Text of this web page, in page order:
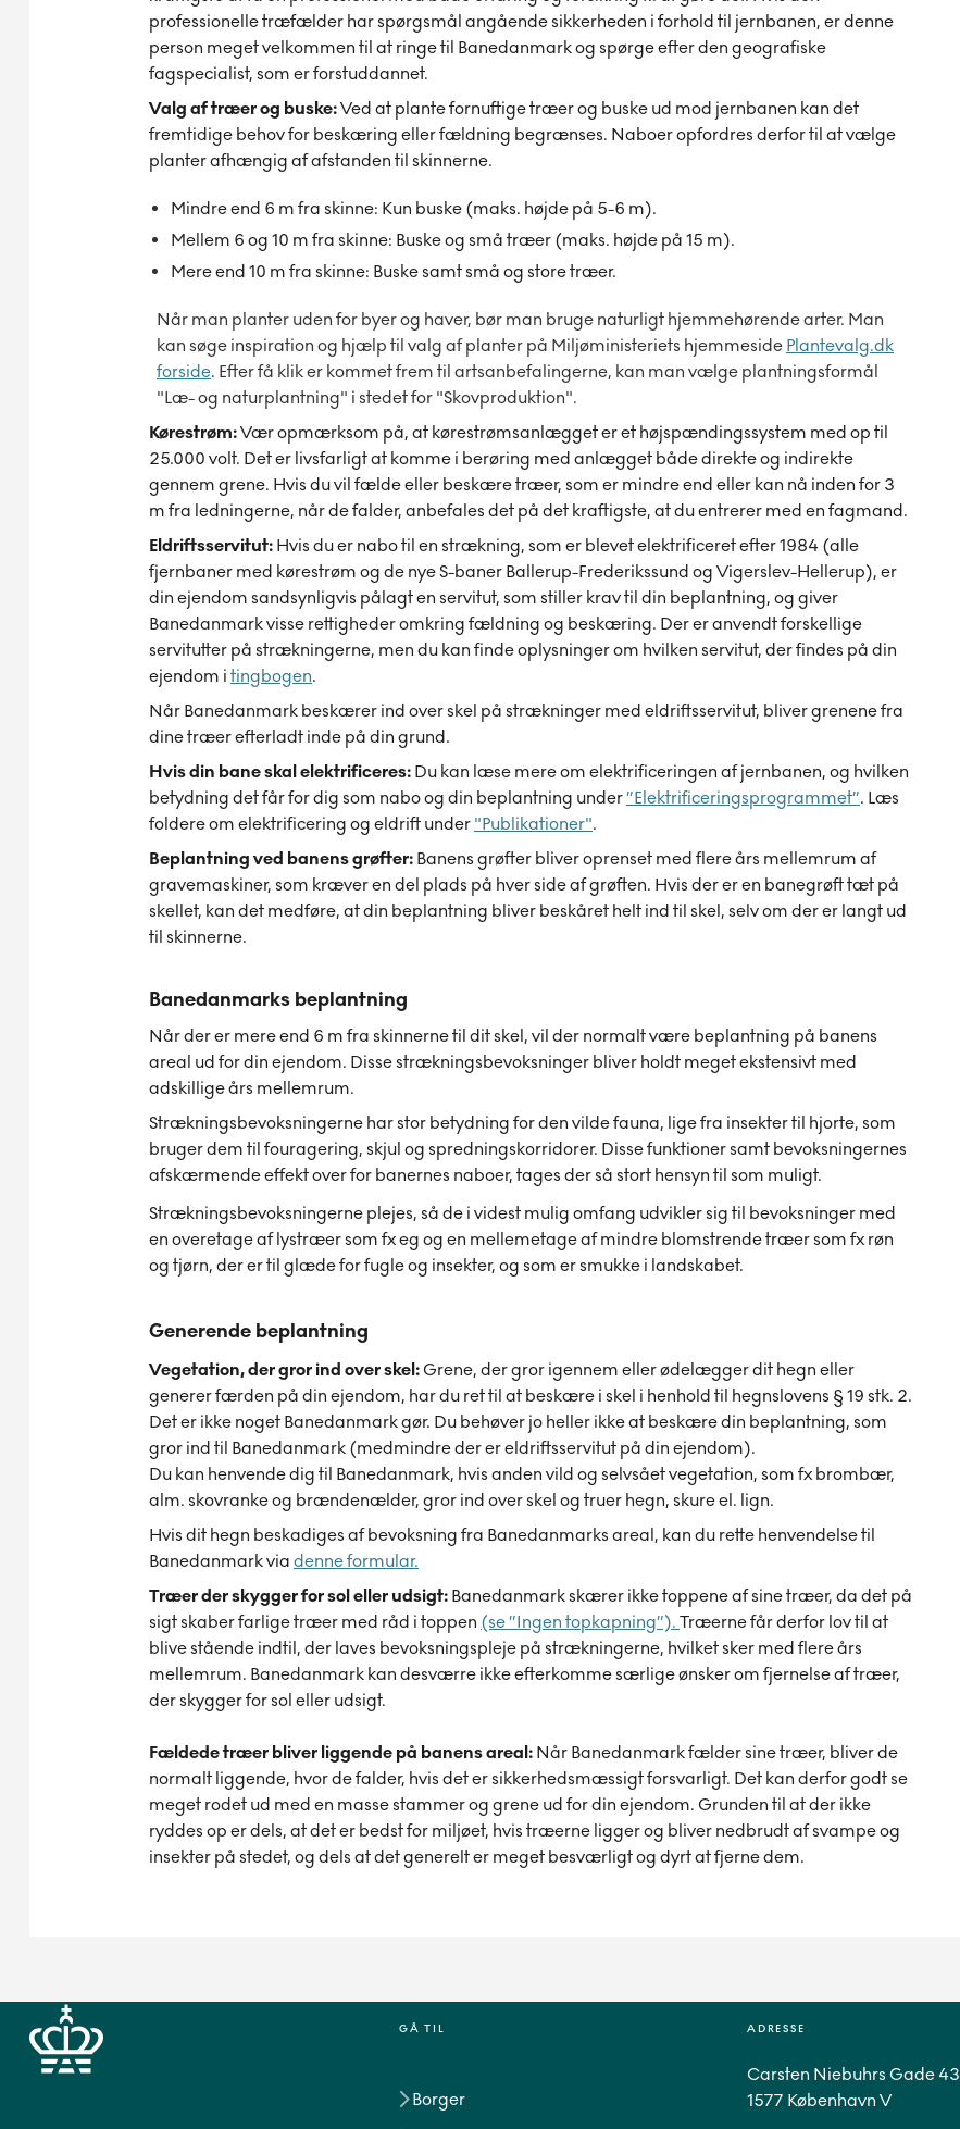
professionelle træfælder har spørgsmål angående sikkerheden i forhold til jernbanen, er denne
person meget velkommen til at ringe til Banedanmark og spørge efter den geografiske
fagspecialist, som er forstuddannet.
Valg af træer og buske:Ved at plante fornuftige træer og buske ud mod jernbanen kan det
fremtidige behov for beskæring eller fældning begrænses. Naboer opfordres derfor til at vælge
planter afhængig af afstanden til skinnerne.
Mindre end 6 m fra skinne: Kun buske (maks. højde på 5-6 m).
Mellem 6 og 10 m fra skinne: Buske og små træer (maks. højde på 15 m).
Mere end 10 m fra skinne: Buske samt små og store træer.
Når man planter uden for byer og haver, bør man bruge naturligt hjemmehørende arter. Man
kan søge inspiration og hjælp til valg af planter på Miljøministeriets hjemmeside Plantevalg.dk
forside. Efter få klik er kommet frem til artsanbefalingerne, kan man vælge plantningsformål
"Læ- og naturplantning" i stedet for "Skovproduktion".
Kørestrøm:Vær opmærksom på, at kørestrømsanlægget er et højspændingssystem med op til
25.000 volt. Det er livsfarligt at komme i berøring med anlægget både direkte og indirekte
gennem grene. Hvis du vil fælde eller beskære træer, som er mindre end eller kan nå inden for 3
m fra ledningerne, når de falder, anbefales det på det kraftigste, at du entrerer med en fagmand.
Eldriftsservitut: Hvis du er nabo til en strækning, som er blevet elektrificeret efter 1984 (alle
fjernbaner med kørestrøm og de nye S-baner Ballerup-Frederikssund og Vigerslev-Hellerup), er
din ejendom sandsynligvis pålagt en servitut, som stiller krav til din beplantning, og giver
Banedanmark visse rettigheder omkring fældning og beskæring. Der er anvendt forskellige
servitutter på strækningerne, men du kan finde oplysninger om hvilken servitut, der findes på din
ejendom i tingbogen.
Når Banedanmark beskærer ind over skel på strækninger med eldriftsservitut, bliver grenene fra
dine træer efterladt inde på din grund.
Hvis din bane skal elektrificeres: Du kan læse mere om elektrificeringen af jernbanen, og hvilken
betydning det får for dig som nabo og din beplantning under”Elektrificeringsprogrammet”. Læs
foldere om elektrificering og eldrift under "Publikationer".
Beplantning ved banens grøfter: Banens grøfter bliver oprenset med flere års mellemrum af
gravemaskiner, som kræver en del plads på hver side af grøften. Hvis der er en banegrøft tæt på
skellet, kan det medføre, at din beplantning bliver beskåret helt ind til skel, selv om der er langt ud
til skinnerne.
Banedanmarks beplantning
Når der er mere end 6 m fra skinnerne til dit skel, vil der normalt være beplantning på banens
areal ud for din ejendom. Disse strækningsbevoksninger bliver holdt meget ekstensivt med
adskillige års mellemrum.
Strækningsbevoksningerne har stor betydning for den vilde fauna, lige fra insekter til hjorte, som
bruger dem til fouragering, skjul og spredningskorridorer. Disse funktioner samt bevoksningernes
afskærmende effekt over for banernes naboer, tages der så stort hensyn til som muligt.
Strækningsbevoksningerne plejes, så de i videst mulig omfang udvikler sig til bevoksninger med
en overetage af lystræer som fx eg og en mellemetage af mindre blomstrende træer som fx røn
og tjørn, der er til glæde for fugle og insekter, og som er smukke i landskabet.
Generende beplantning
Vegetation, der gror ind over skel:Grene, der gror igennem eller ødelægger dit hegn eller
generer færden på din ejendom, har du ret til at beskære i skel i henhold til hegnslovens § 19 stk. 2.
Det er ikke noget Banedanmark gør. Du behøver jo heller ikke at beskære din beplantning, som
gror ind til Banedanmark (medmindre der er eldriftsservitut på din ejendom).
Du kan henvende dig til Banedanmark, hvis anden vild og selvsået vegetation, som fx brombær,
alm. skovranke og brændenælder, gror ind over skel og truer hegn, skure el. lign.
Hvis dit hegn beskadiges af bevoksning fra Banedanmarks areal, kan du rette henvendelse til
Banedanmark via denne formular.
Træer der skygger for sol eller udsigt: Banedanmark skærer ikke toppene af sine træer, da det på
sigt skaber farlige træer med råd i toppen (se ”Ingen topkapning”). Træerne får derfor lov til at
blive stående indtil, der laves bevoksningspleje på strækningerne, hvilket sker med flere års
mellemrum. Banedanmark kan desværre ikke efterkomme særlige ønsker om fjernelse af træer,
der skygger for sol eller udsigt.
Fældede træer bliver liggende på banens areal: Når Banedanmark fælder sine træer, bliver de
normalt liggende, hvor de falder, hvis det er sikkerhedsmæssigt forsvarligt. Det kan derfor godt se
meget rodet ud med en masse stammer og grene ud for din ejendom. Grunden til at der ikke
ryddes op er dels, at det er bedst for miljøet, hvis træerne ligger og bliver nedbrudt af svampe og
insekter på stedet, og dels at det generelt er meget besværligt og dyrt at fjerne dem.
GÅ TIL
Borger
ADRESSE
Carsten Niebuhrs Gade 43
1577 København V